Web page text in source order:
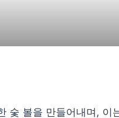
숯 볼을 만들어내며,